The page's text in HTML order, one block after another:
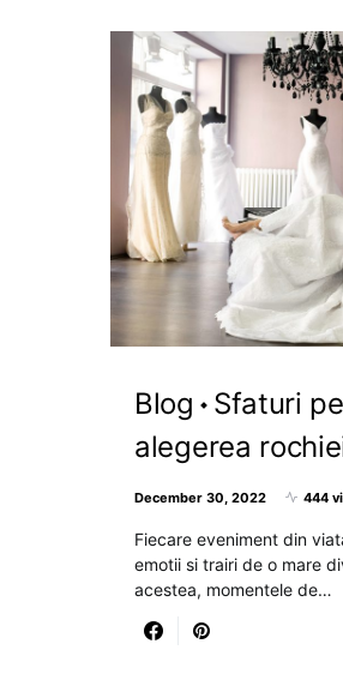
Blog
Sfaturi
alegerea
December 30, 2022 444
Fiecare eveniment din
emotii si trairi de o mare
acestea, momentele de…